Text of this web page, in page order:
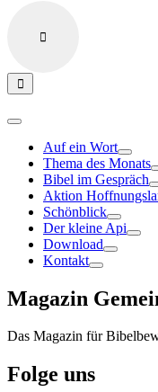
Auf ein Wort
Thema des Monats
Bibel im Gespräch
Aktion
Schönblick
Der kleine Api
Download
Kontakt
Magazin
Das Magazin für
Folge uns